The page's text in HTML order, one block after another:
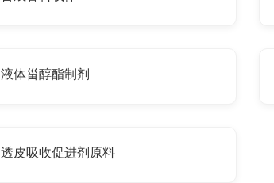
液体甾醇酯制剂
透皮吸收促进剂原料